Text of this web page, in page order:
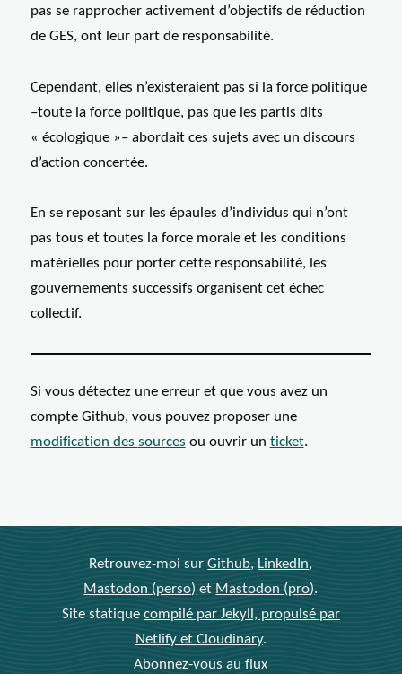
pas se rapprocher activement d’objectifs de réduction
de GES, ont leur part de responsabilité.
Cependant, elles n’existeraient pas si la force politique
–toute la force politique, pas que les partis dits
« écologique »– abordait ces sujets avec un discours
d’action concertée.
En se reposant sur les épaules d’individus qui n’ont
pas tous et toutes la force morale et les conditions
matérielles pour porter cette responsabilité, les
gouvernements successifs organisent cet échec
collectif.
Si vous détectez une erreur et que vous avez un
compte Github, vous pouvez proposer une
modification des sources ou ouvrir un ticket.
Retrouvez-moi surGithub, LinkedIn,
Mastodon (perso) et Mastodon (pro).
Site statique compilé par Jekyll, propulsé par
Netlify et Cloudinary.
Abonnez-vous au flux